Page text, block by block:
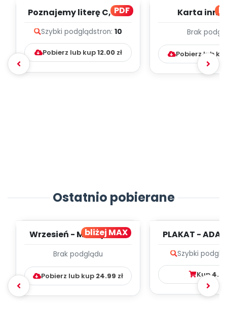
PDF
Poznajemy literę C, cz. 1
Szybki podglądstron: 10
Pobierz lub kup12.00zł
Karta
Brak
Pobierz lub
Ostatnio pobierane
bliżej MAX
Wrzesień - MIESIĘCZNY
WYCHOWAWCZO –
DYDAKTYC...
Brak podglądu
Pobierz lub kup 24.99 zł
PLAKAT -
Szybki
Kup